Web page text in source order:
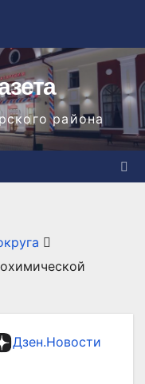
района
Дзен.Новости